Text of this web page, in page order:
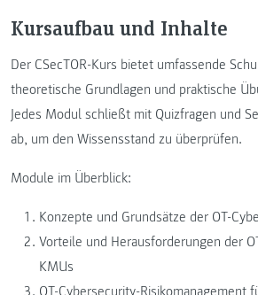
Kursaufbau und Inhalte
Der CSecTOR-Kurs bietet umfassende
theoretische Grundlagen und praktische
Jedes Modul schließt mit Quizfragen und
ab, um den Wissensstand zu überprüfen.
Module im Überblick:
Konzepte und Grundsätze der OT-
Vorteile und Herausforderungen der
KMUs
OT-Cybersecurity-Risikomanagement